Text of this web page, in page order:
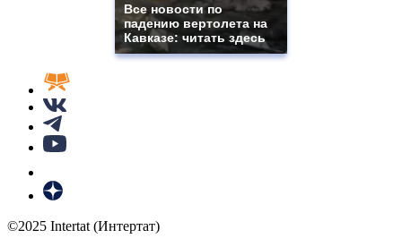
Все новости по
падению вертолета на
Кавказе: читать здесь
©2025 Intertat (Интертат)